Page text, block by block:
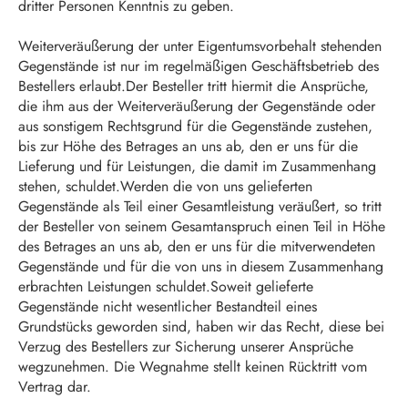
dritter Personen Kenntnis zu geben.
Weiterveräußerung der unter Eigentumsvorbehalt stehenden
Gegenstände ist nur im regelmäßigen Geschäftsbetrieb des
Bestellers erlaubt.Der Besteller tritt hiermit die Ansprüche,
die ihm aus der Weiterveräußerung der Gegenstände oder
aus sonstigem Rechtsgrund für die Gegenstände zustehen,
bis zur Höhe des Betrages an uns ab, den er uns für die
Lieferung und für Leistungen, die damit im Zusammenhang
stehen, schuldet.Werden die von uns gelieferten
Gegenstände als Teil einer Gesamtleistung veräußert, so tritt
der Besteller von seinem Gesamtanspruch einen Teil in Höhe
des Betrages an uns ab, den er uns für die mitverwendeten
Gegenstände und für die von uns in diesem Zusammenhang
erbrachten Leistungen schuldet.Soweit gelieferte
Gegenstände nicht wesentlicher Bestandteil eines
Grundstücks geworden sind, haben wir das Recht, diese bei
Verzug des Bestellers zur Sicherung unserer Ansprüche
wegzunehmen. Die Wegnahme stellt keinen Rücktritt vom
Vertrag dar.